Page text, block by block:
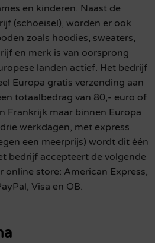
en kinderen. Naast de
(schoeisel), worden er ook
zoals hoodies, sweaters,
en merk is van oorsprong
landen actief. Het bedrijf
Europa gratis verzending aan
totaalbedrag van 80,- euro of
Frankrijk maar binnen Europa
werkdagen, met express
een meerprijs) wordt dit één
bedrijf accepteert de volgende
online store: American Express,
Visa en OB.